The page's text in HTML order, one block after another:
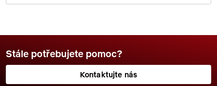
Stále potřebujete pomoc?
Kontaktujte nás